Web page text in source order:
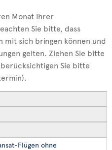
Monat Ihrer
Sie bitte, dass
mit sich bringen können und
gelten. Ziehen Sie bitte
Sie bitte
Flügen ohne